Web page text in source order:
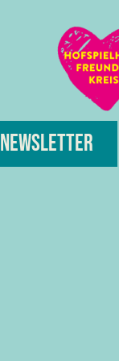
Newsletter